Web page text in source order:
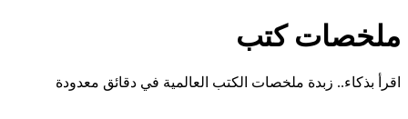
ملخصات كتب
اقرأ بذكاء.. زبدة ملخصات الكتب العالمية في دقائق معدودة